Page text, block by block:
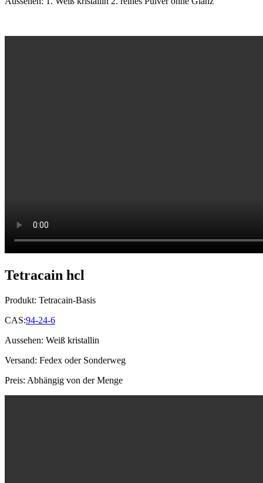
Tetracain hcl
Produkt: Tetracain-Basis
CAS:94-24-6
Aussehen: Weiß kristallin
Versand: Fedex oder Sonderweg
Preis: Abhängig von der Menge